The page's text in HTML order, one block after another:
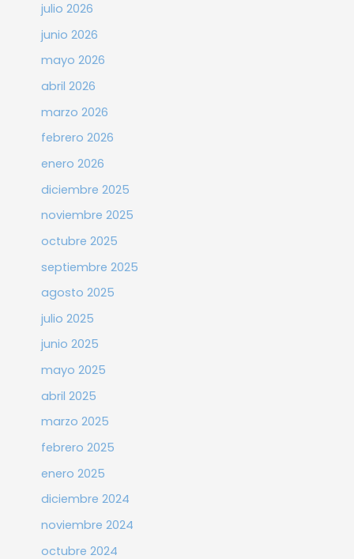
julio 2026
junio 2026
mayo 2026
abril 2026
marzo 2026
febrero 2026
enero 2026
diciembre 2025
noviembre 2025
octubre 2025
septiembre 2025
agosto 2025
julio 2025
junio 2025
mayo 2025
abril 2025
marzo 2025
febrero 2025
enero 2025
diciembre 2024
noviembre 2024
octubre 2024